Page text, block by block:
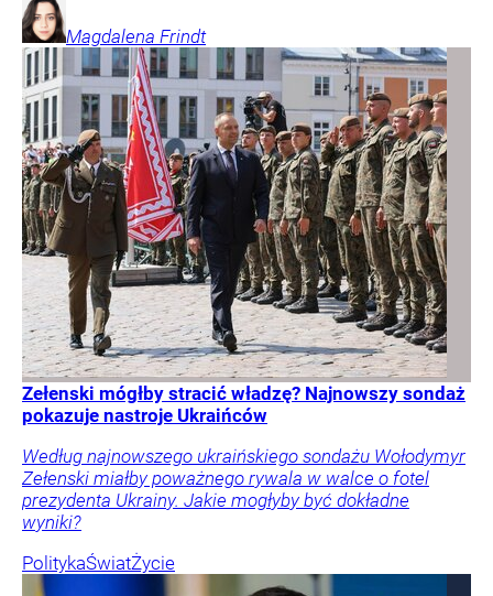
Magdalena Frindt
Zełenski mógłby stracić władzę? Najnowszy sondaż
pokazuje nastroje Ukraińców
Według najnowszego ukraińskiego sondażu Wołodymyr
Zełenski miałby poważnego rywala w walce o fotel
prezydenta Ukrainy. Jakie mogłyby być dokładne
wyniki?
PolitykaŚwiatŻycie